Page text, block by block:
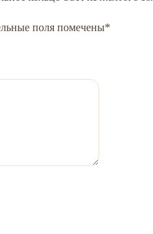
поля помечены*